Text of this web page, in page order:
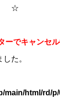
ーでキャンセ
た。
main/html/rd/